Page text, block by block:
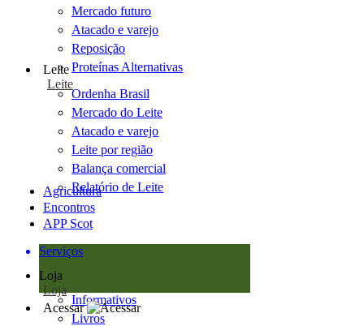
Mercado futuro
Atacado e varejo
Reposição
Proteínas Alternativas
Leite
Leite
Ordenha Brasil
Mercado do Leite
Atacado e varejo
Leite por região
Balança comercial
Relatório de Leite
Agricultura
Encontros
APP Scot
Serviços
Loja
Loja
Informativos
Livros
Acessar